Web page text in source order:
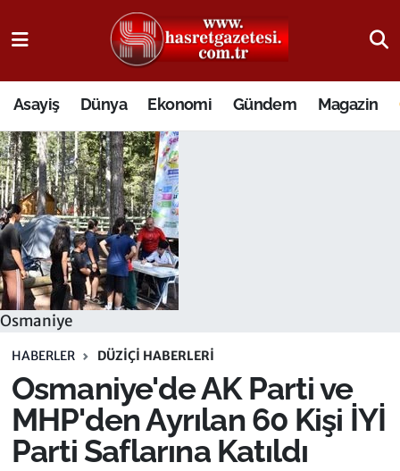
Asayiş Dünya Ekonomi Gündem Magazin
Osmaniye
HABERLER DÜZIÇI HABERLERI
Osmaniye'de AK Parti ve
MHP'den Ayrılan 60 Kişi İYİ
Parti Saflarına Katıldı
Osmaniye Nöbetçi Eczaneler
Osmaniye Hava Durumu
Osmaniye Trafik Yoğunluk Haritası
Süper Lig Puan Durumu ve Fikstür
Tüm Manşetler
Son Dakika Haberleri